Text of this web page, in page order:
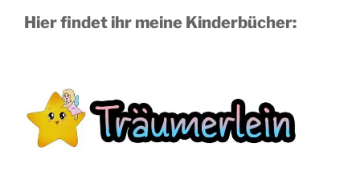
Hier findet ihr meine Kinderbücher: